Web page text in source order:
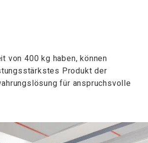
von 400 kg haben, können
Produkt der
für anspruchsvolle